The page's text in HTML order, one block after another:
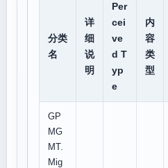
分类
名
详
细
说
明
Per
cei
ve
d T
yp
e
内
容
类
型
GP
MG
MT.
Mig